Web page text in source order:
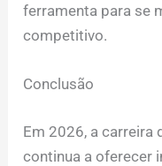
ferramenta para se
competitivo.
Conclusão
Em 2026, a carreira
continua a oferecer